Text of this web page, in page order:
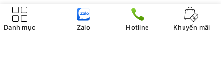
© Bản quyền thuộc về
Vinhanhled
Cung cấp bởi
Sapo
Danh mục Zalo Hotline Khuyến mãi